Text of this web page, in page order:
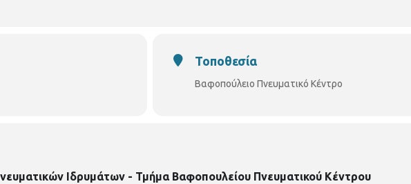
Τοποθεσία
Βαφοπούλειο Πνευματικό Κέντρο
Ιδρυμάτων - Τμήμα Βαφοπουλείου Πνευματικού Κέντρου